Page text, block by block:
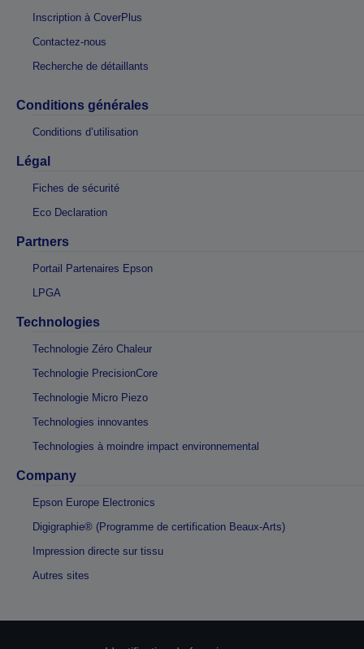
Inscription à CoverPlus
Contactez-nous
Recherche de détaillants
Conditions générales
Conditions d’utilisation
Légal
Fiches de sécurité
Eco Declaration
Partners
Portail Partenaires Epson
LPGA
Technologies
Technologie Zéro Chaleur
Technologie PrecisionCore
Technologie Micro Piezo
Technologies innovantes
Technologies à moindre impact environnemental
Company
Epson Europe Electronics
Digigraphie® (Programme de certification Beaux-Arts)
Impression directe sur tissu
Autres sites